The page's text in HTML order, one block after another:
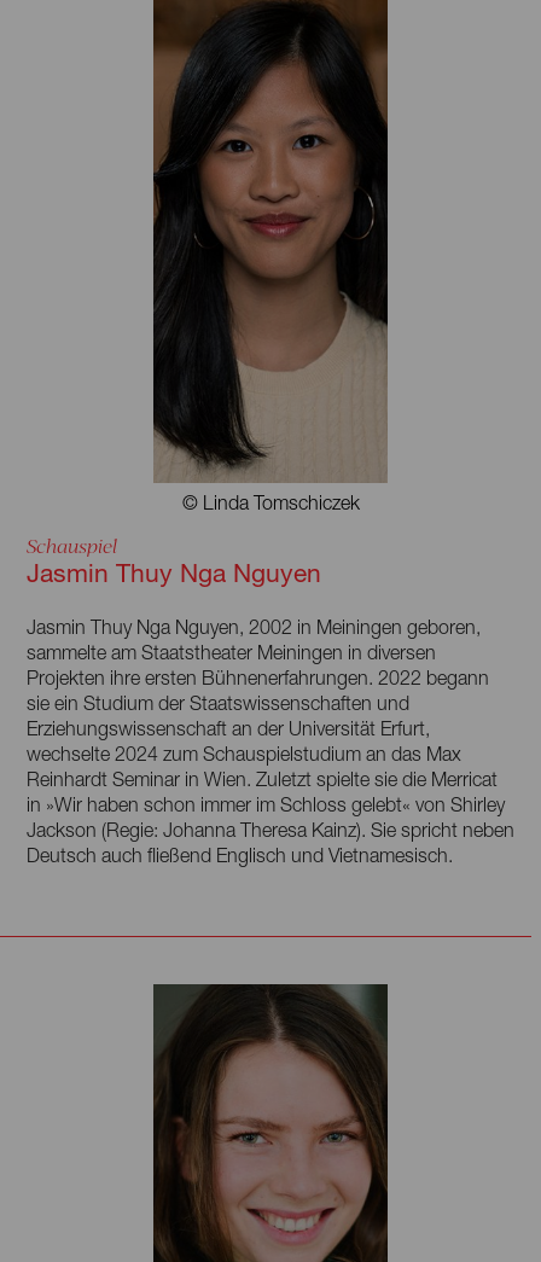
© Linda Tomschiczek
Schauspiel
Jasmin Thuy Nga Nguyen
Jasmin Thuy Nga Nguyen, 2002 in Meiningen geboren,
sammelte am Staatstheater Meiningen in diversen
Projekten ihre ersten Bühnenerfahrungen. 2022 begann
sie ein Studium der Staatswissenschaften und
Erziehungswissenschaft an der Universität Erfurt,
wechselte 2024 zum Schauspielstudium an das Max
Reinhardt Seminar in Wien. Zuletzt spielte sie die Merricat
in »Wir haben schon immer im Schloss gelebt« von Shirley
Jackson (Regie: Johanna Theresa Kainz). Sie spricht neben
Deutsch auch fließend Englisch und Vietnamesisch.